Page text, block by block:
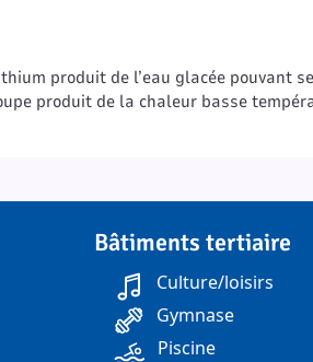
produit de l’eau glacée pouvant
produit de la chaleur basse
Bâtiments tertiaire
Culture/loisirs
Gymnase
Piscine